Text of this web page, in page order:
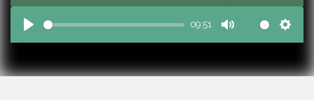
Play
09:51
Mute